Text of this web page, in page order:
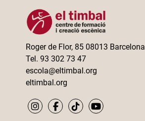
Roger de Flor, 85 08013 Barcelona
Tel. 93 302 73 47
escola@eltimbal.org
eltimbal.org